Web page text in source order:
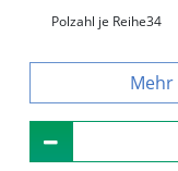
Polzahl je Reihe34